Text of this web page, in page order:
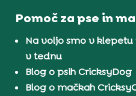
Pomoč za pse in
Na voljo smo v klepetu
v tednu
Blog o psih CricksyDog
Blog o mačkah